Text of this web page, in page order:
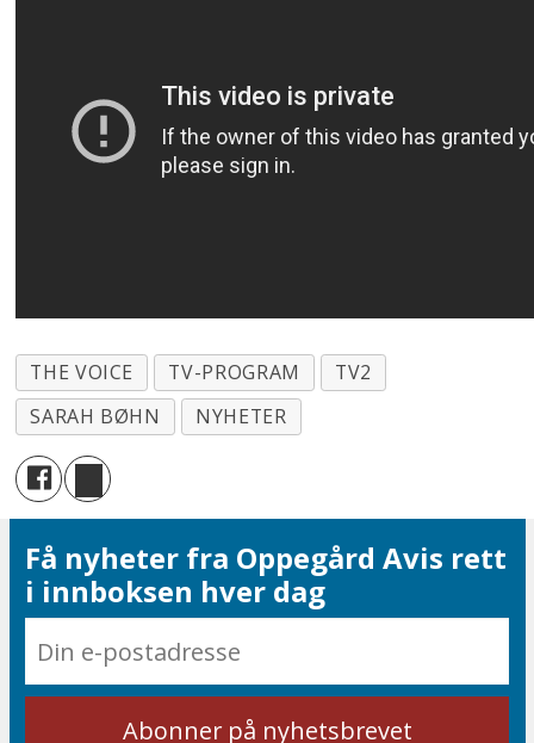
THE VOICE TV-PROGRAM
TV2
SARAH BØHN
NYHETER
Få nyheter fra Oppegård Avis rett
i innboksen hver dag